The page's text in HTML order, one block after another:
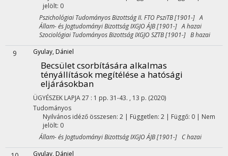
jelölt: 0
Pszichológiai Tudományos Bizottság II. FTO PsziTB [1901-] A
Állam- és Jogtudományi Bizottság IXGJO ÁJB [1901-] A hazai
Szociológiai Tudományos Bizottság IXGJO SZTB [1901-] B hazai
9 Gyulay, Dániel
Becsület csorbítására alkalmas
tényállítások megítélése a hatósági
eljárásokban
ÜGYÉSZEK LAPJA27 : 1 pp. 31-43. , 13 p. (2020)
Tudományos
Nyilvános idéző összesen: 2| Független: 2 | Függő: 0 | Nem
jelölt: 0
Állam- és Jogtudományi Bizottság IXGJO ÁJB [1901-] C hazai
Gyulay, Dániel